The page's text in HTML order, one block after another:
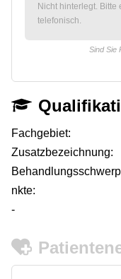
Nicht hinterlegt. Bitte
telefonisch.
Sind Sie
Fachgebiet:
Zusatzbezeichnung:
nkte:
-